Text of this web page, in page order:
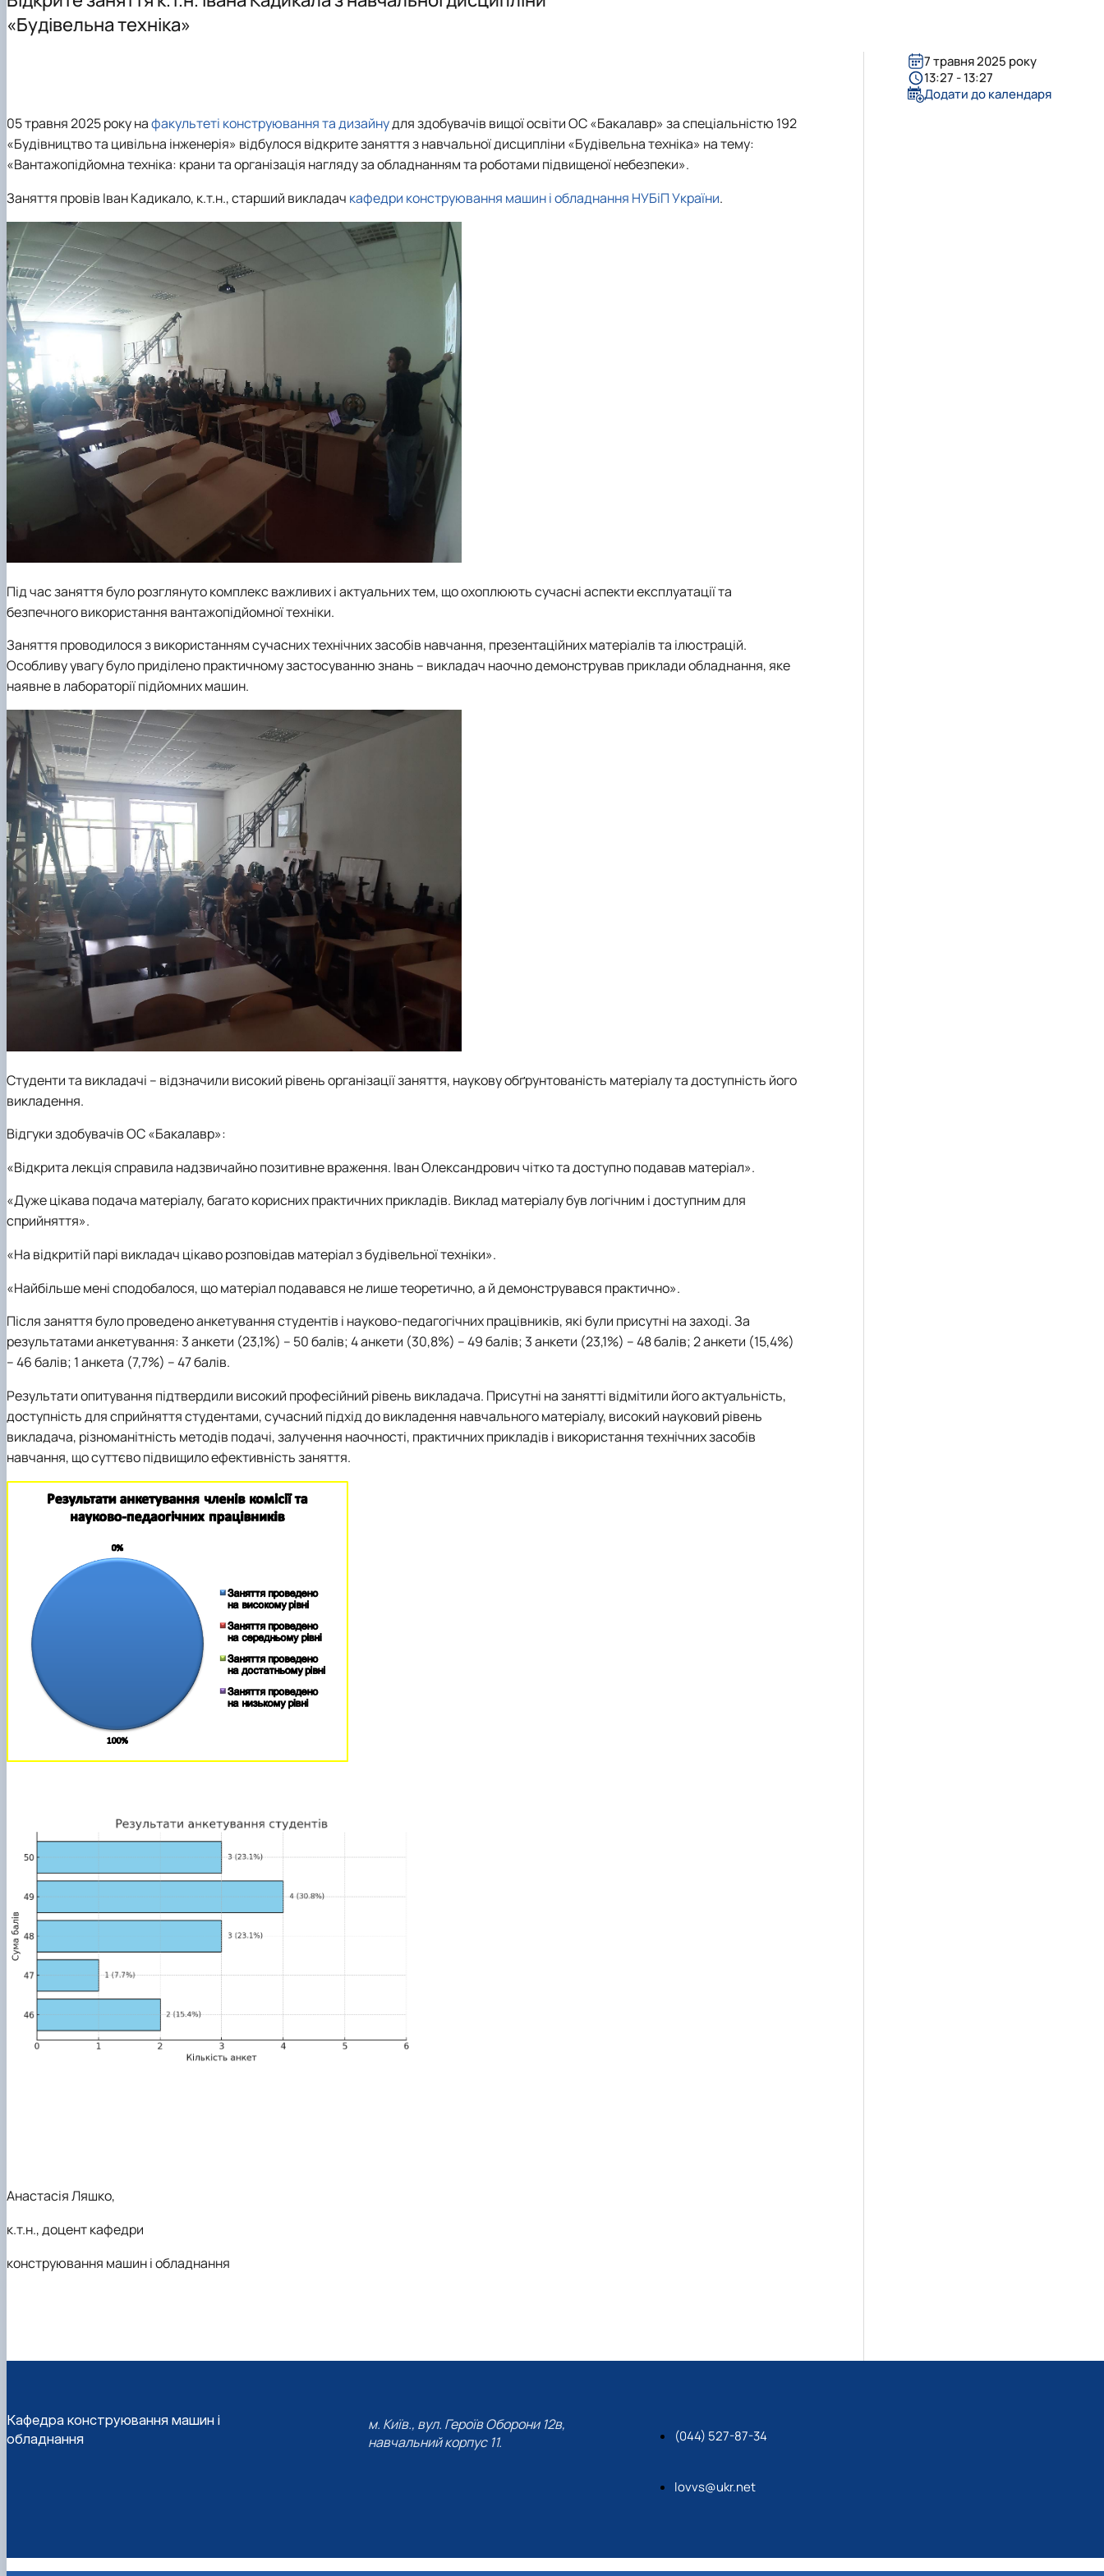
Навчальні лабораторії
Освітні програми кафедри
Освітньо-професійна програма «Машини та обладнання сільськогосподарського вироб…
2026-2027
Мехатроніка
Комп'ютерний зір в машинобудуванні
«Будівельна техніка»
05 травня 2025 року нафакультеті конструювання та дизайнудля здобувачів вищої освіти ОС «Бакалавр» за спеціальністю 192
«Будівництво та цивільна інженерія» відбулося відкрите заняття з навчальної дисципліни «Будівельна техніка» на тему:
«Вантажопідйомна техніка: крани та організація нагляду за обладнанням та роботами підвищеної небезпеки».
Заняття провів Іван Кадикало, к.т.н., старший викладач кафедри конструювання машин і обладнання НУБіП України.
Під час заняття було розглянуто комплекс важливих і актуальних тем, що охоплюють сучасні аспекти експлуатації та
безпечного використання вантажопідйомної техніки.
Заняття проводилося з використанням сучасних технічних засобів навчання, презентаційних матеріалів та ілюстрацій.
Особливу увагу було приділено практичному застосуванню знань – викладач наочно демонстрував приклади обладнання, яке
наявне в лабораторії підйомних машин.
Студенти та викладачі – відзначили високий рівень організації заняття, наукову обґрунтованість матеріалу та доступність його
викладення.
Відгуки здобувачів ОС «Бакалавр»:
«Відкрита лекція справила надзвичайно позитивне враження. Іван Олександрович чітко та доступно подавав матеріал».
«Дуже цікава подача матеріалу, багато корисних практичних прикладів. Виклад матеріалу був логічним і доступним для
сприйняття».
«На відкритій парі викладач цікаво розповідав матеріал з будівельної техніки».
«Найбільше мені сподобалося, що матеріал подавався не лише теоретично, а й демонструвався практично».
Після заняття було проведено анкетування студентів і науково-педагогічних працівників, які були присутні на заході. За
результатами анкетування: 3 анкети (23,1%) – 50 балів; 4 анкети (30,8%) – 49 балів; 3 анкети (23,1%) – 48 балів; 2 анкети (15,4%)
– 46 балів; 1 анкета (7,7%) – 47 балів.
Результати опитування підтвердили високий професійний рівень викладача. Присутні на занятті відмітили його актуальність,
доступність для сприйняття студентами, сучасний підхід до викладення навчального матеріалу, високий науковий рівень
викладача, різноманітність методів подачі, залучення наочності, практичних прикладів і використання технічних засобів
навчання, що суттєво підвищило ефективність заняття.
Анастасія Ляшко,
к.т.н., доцент кафедри
конструювання машин і обладнання
7 травня 2025 року
13:27 - 13:27
Додати до календаря
Кафедра конструювання машин і
обладнання
м. Київ., вул. Героїв Оборони 12в,
навчальний корпус 11.
(044) 527-87-34
lovvs@ukr.net